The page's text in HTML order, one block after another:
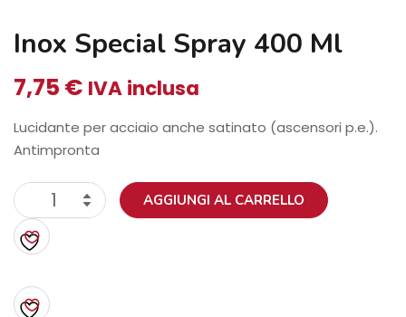
Inox Special Spray 400 Ml
7,75 € IVA inclusa
Lucidante per acciaio anche satinato (ascensori p.e.).
Antimpronta
Inox
Special
spray
400
ml
quantità
AGGIUNGI AL CARRELLO